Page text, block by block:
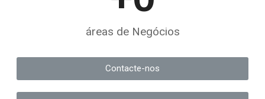
áreas de Negócios
Contacte-nos